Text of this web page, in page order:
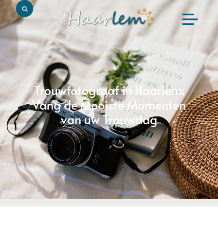
Trouwfotograaf in Haarlem:
Vang de Mooiste Momenten
van uw Trouwdag